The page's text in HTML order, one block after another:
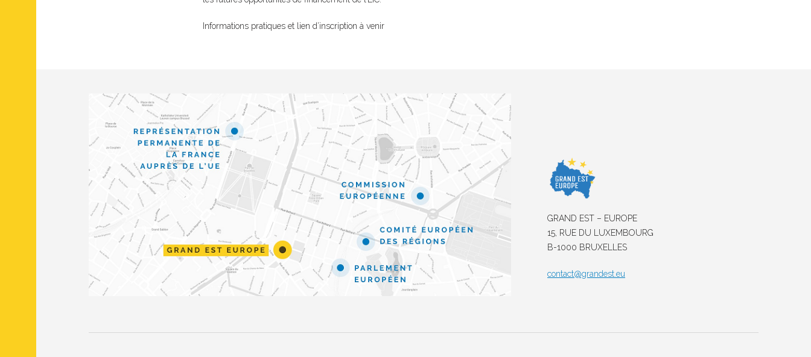
Informations pratiques et lien d’inscription à venir
GRAND EST – EUROPE
15, RUE DU LUXEMBOURG
B-1000 BRUXELLES
contact@grandest.eu